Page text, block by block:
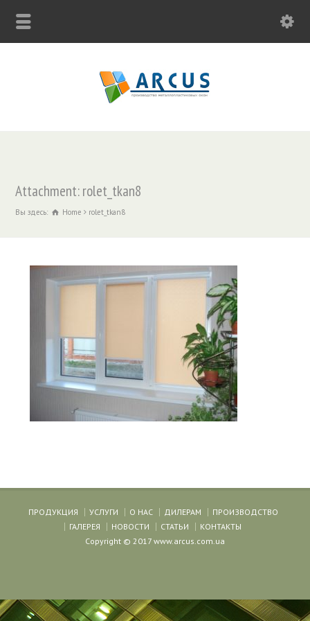
Attachment: rolet_tkan8
Вы здесь: Home rolet_tkan8
ПРОДУКЦИЯ УСЛУГИ О НАС ДИЛЕРАМ
ПРОИЗВОДСТВО
ГАЛЕРЕЯ
НОВОСТИ СТАТЬИ
КОНТАКТЫ
Copyright © 2017 www.arcus.com.ua